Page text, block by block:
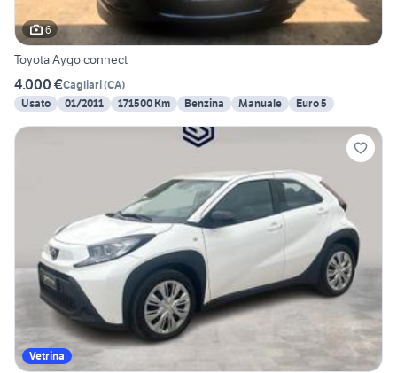
6
Toyota Aygo connect
4.000 €Cagliari(CA)
Usato
01/2011 171500 Km Benzina Manuale Euro 5
Vetrina